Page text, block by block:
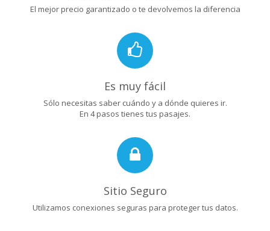
El mejor precio garantizado o te devolvemos la diferencia
Es muy fácil
Sólo necesitas saber cuándo y a dónde quieres ir.
En 4 pasos tienes tus pasajes.
Sitio Seguro
Utilizamos conexiones seguras para proteger tus datos.